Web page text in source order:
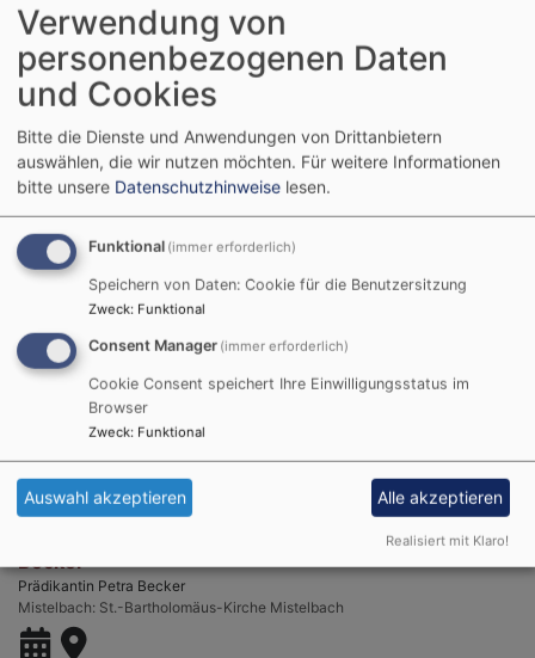
So, 30.8. 10:30 Uhr
Gottesdienst zur Kirchweih mit Lektor Klaus
Schiffer-Weigand
Lektor Klaus Schiffer-Weigand
Mistelbach St.-Bartholomäus-Kirche Mistelbach
So, 6.9. 9:30 Uhr
Gottesdienst mit Abendmahl mit Prädikantin Petra
Becker
Prädikantin Petra Becker
Mistelbach St.-Bartholomäus-Kirche Mistelbach
Verwendung von
personenbezogenen Daten
und Cookies
Bitte die Dienste und Anwendungen von Drittanbietern
auswählen, die wir nutzen möchten. Für weitere Informationen
bitte unsere Datenschutzhinweise lesen.
Funktional (immer erforderlich)
Speichern von Daten: Cookie für die Benutzersitzung
Zweck: Funktional
Consent Manager (immer erforderlich)
Cookie Consent speichert Ihre Einwilligungsstatus im
Browser
Zweck: Funktional
Auswahl akzeptieren Alle akzeptieren
Realisiert mit Klaro!